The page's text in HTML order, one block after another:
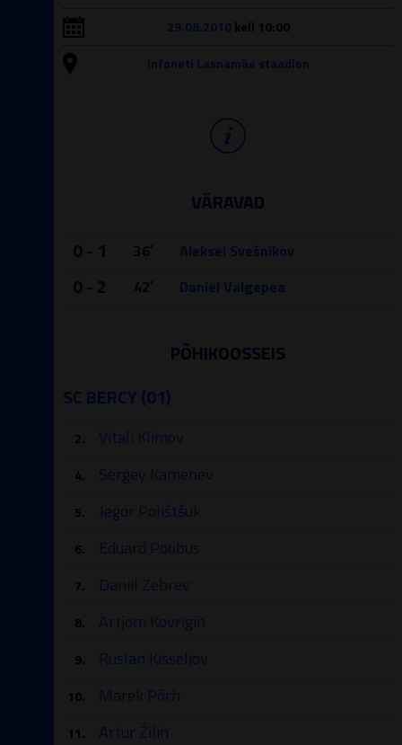
29.08.2010kell 10:00
Infoneti Lasnamäe staadion
VÄRAVAD
Aleksei Svešnikov
Daniel Valgepea
PÕHIKOOSSEIS
SC BERCY (01)
2. Vitali Klimov
4. Sergey Kamenev
5. Jegor Polištšuk
6. Eduard Poobus
7. Daniil Zebrev
8. Artjom Kovrigin
9. Ruslan Kisseljov
10. Marek Põrh
11. Artur Žilin